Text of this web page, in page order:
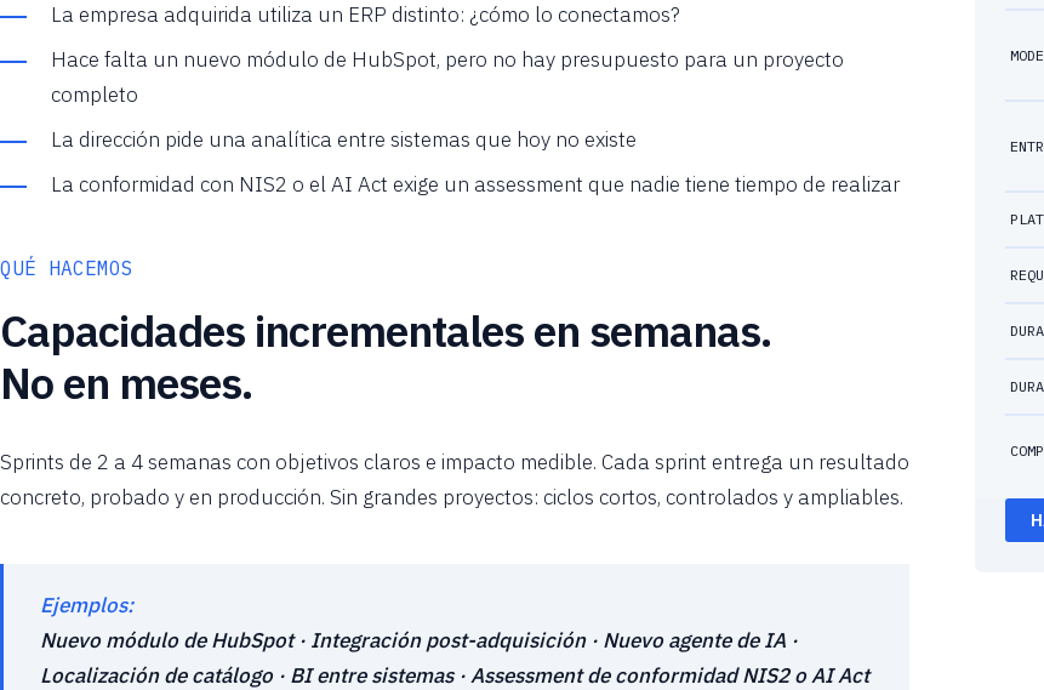
La empresa adquirida utiliza un ERP distinto: ¿cómo lo conectamos?
Hace falta un nuevo módulo de HubSpot, pero no hay presupuesto para un proyecto
completo
La dirección pide una analítica entre sistemas que hoy no existe
La conformidad con NIS2 o el AI Act exige un assessment que nadie tiene tiempo de realizar
QUÉ HACEMOS
Capacidades incrementales en semanas.
No en meses.
Sprints de 2 a 4 semanas con objetivos claros e impacto medible. Cada sprint entrega un resultado
concreto, probado y en producción. Sin grandes proyectos: ciclos cortos, controlados y ampliables.
Ejemplos:
Nuevo módulo de HubSpot · Integración post-adquisición · Nuevo agente de IA ·
Localización de catálogo · BI entre sistemas · Assessment de conformidad NIS2 o AI Act